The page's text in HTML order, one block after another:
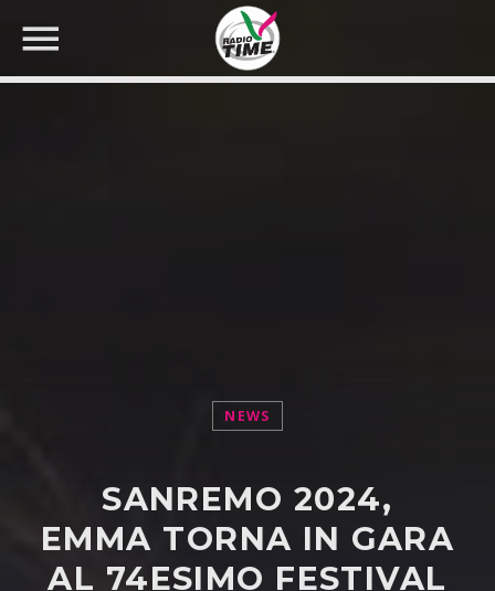
NEWS
SANREMO 2024,
EMMA TORNA IN GARA
AL 74ESIMO FESTIVAL